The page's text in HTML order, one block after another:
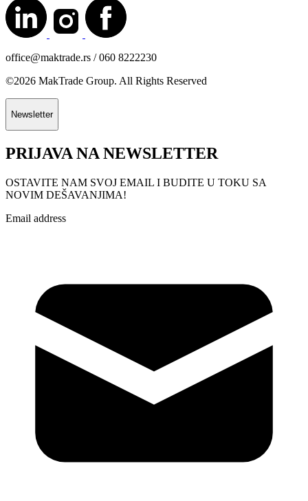
office@maktrade.rs / 060 8222230
©2026 MakTrade Group. All Rights Reserved
Newsletter
PRIJAVA NA NEWSLETTER
OSTAVITE NAM SVOJ EMAIL I BUDITE U TOKU SA
NOVIM DEŠAVANJIMA!
Email address